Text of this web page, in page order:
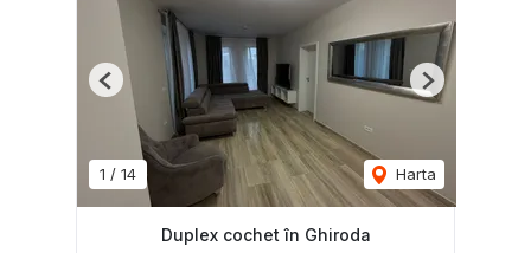
1 / 14 Harta
Previous Next
Duplex cochet în Ghiroda